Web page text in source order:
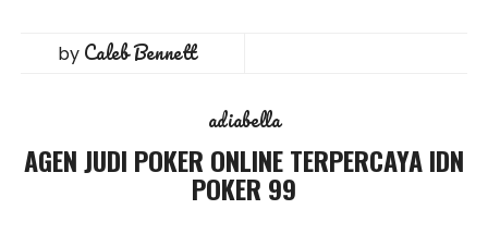
by Caleb Bennett
adiabella
AGEN JUDI POKER ONLINE TERPERCAYA IDN
POKER 99